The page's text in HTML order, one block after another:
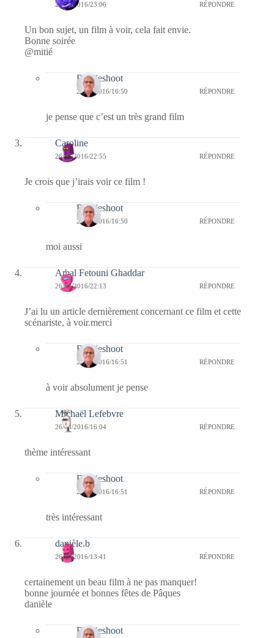
26/03/2016/23:06 RÉPONDRE
Un bon sujet, un film à voir, cela fait envie.
Bonne soirée
@mitié
Bernieshoot
27/03/2016/16:50 RÉPONDRE
je pense que c’est un très grand film
Caroline
26/03/2016/22:55 RÉPONDRE
Je crois que j’irais voir ce film !
Bernieshoot
27/03/2016/16:50 RÉPONDRE
moi aussi
Amal Fetouni Ghaddar
26/03/2016/22:13 RÉPONDRE
J’ai lu un article dernièrement concernant ce film et cette
scénariste, à voir.merci
Bernieshoot
27/03/2016/16:51 RÉPONDRE
à voir absolument je pense
Michaël Lefebvre
26/03/2016/16:04 RÉPONDRE
thème intéressant
Bernieshoot
27/03/2016/16:51 RÉPONDRE
très intéressant
danièle.b
26/03/2016/13:41 RÉPONDRE
certainement un beau film à ne pas manquer!
bonne journée et bonnes fêtes de Pâques
danièle
Bernieshoot